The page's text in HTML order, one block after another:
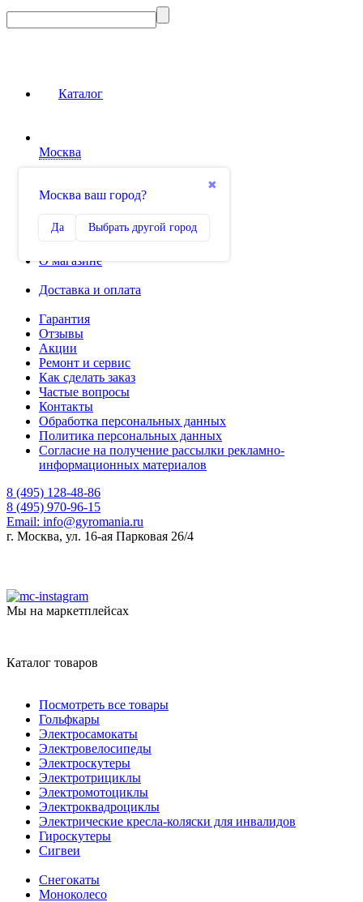
Каталог
Москва
✖
Москва ваш город?
Да Выбрать другой город
0
Избранное
О магазине
Доставка и оплата
Гарантия
Отзывы
Акции
Ремонт и сервис
Как сделать заказ
Частые вопросы
Контакты
Обработка персональных данных
Политика персональных данных
Согласие на получение рассылки рекламно-
информационных материалов
8 (495) 128-48-86
8 (495) 970-96-15
Email: info@gyromania.ru
г. Москва, ул. 16-ая Парковая 26/4
Мы на маркетплейсах
Каталог товаров
Посмотреть все товары
Гольфкары
Электросамокаты
Электровелосипеды
Электроскутеры
Электротрициклы
Электромотоциклы
Электроквадроциклы
Электрические кресла-коляски для инвалидов
Гироскутеры
Сигвеи
Снегокаты
Моноколесо